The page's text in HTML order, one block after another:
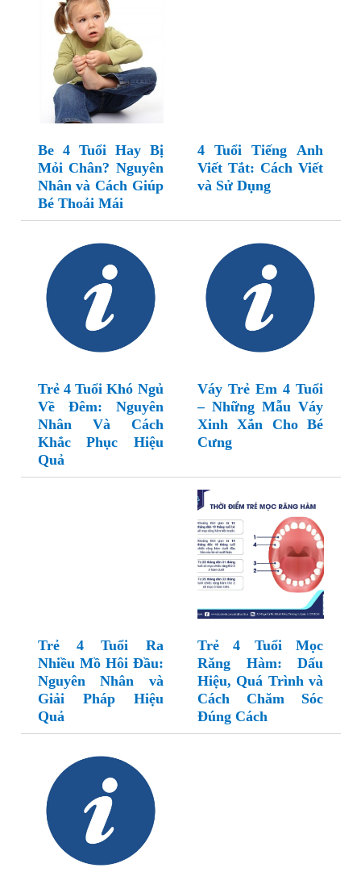
Be 4 Tuổi Hay Bị
Mỏi Chân? Nguyên
Nhân và Cách Giúp
Bé Thoải Mái
4 Tuổi Tiếng Anh
Viết Tắt: Cách Viết
và Sử Dụng
Trẻ 4 Tuổi Khó Ngủ
Về Đêm: Nguyên
Nhân Và Cách
Khắc Phục Hiệu
Quả
Váy Trẻ Em 4 Tuổi
– Những Mẫu Váy
Xinh Xắn Cho Bé
Cưng
Trẻ 4 Tuổi Ra
Nhiều Mồ Hôi Đầu:
Nguyên Nhân và
Giải Pháp Hiệu
Quả
Trẻ 4 Tuổi Mọc
Răng Hàm: Dấu
Hiệu, Quá Trình và
Cách Chăm Sóc
Đúng Cách